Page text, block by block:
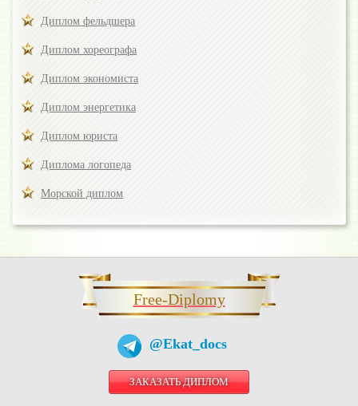
Диплом фельдшера
Диплом хореографа
Диплом экономиста
Диплом энергетика
Диплом юриста
Диплома логопеда
Морской диплом
Free-Diplomy
@Ekat_docs
ЗАКАЗАТЬ ДИПЛОМ